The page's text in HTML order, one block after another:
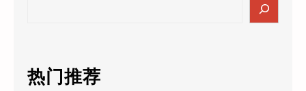
c
h
热门推荐